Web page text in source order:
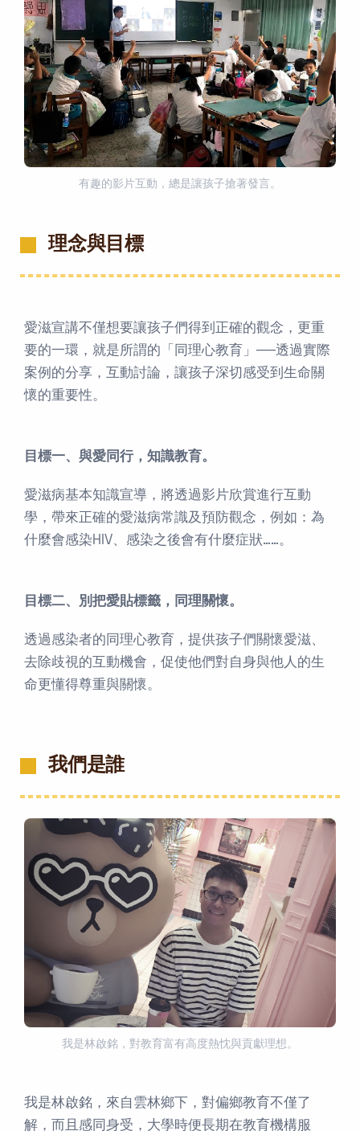
有趣的影片互動，總是讓孩子搶著發言。
理念與目標
愛滋宣講不僅想要讓孩子們得到正確的觀念，更重
要的一環，就是所謂的「同理心教育」──透過實際
案例的分享，互動討論，讓孩子深切感受到生命關
懷的重要性。
目標一、與愛同行，知識教育。
愛滋病基本知識宣導，將透過影片欣賞進行互動
學，帶來正確的愛滋病常識及預防觀念，例如：為
什麼會感染HIV、感染之後會有什麼症狀……。
目標二、別把愛貼標籤，同理關懷。
透過感染者的同理心教育，提供孩子們關懷愛滋、
去除歧視的互動機會，促使他們對自身與他人的生
命更懂得尊重與關懷。
我們是誰
我是林啟銘，對教育富有高度熱忱與貢獻理想。
我是林啟銘，來自雲林鄉下，對偏鄉教育不僅了
解，而且感同身受，大學時便長期在教育機構服